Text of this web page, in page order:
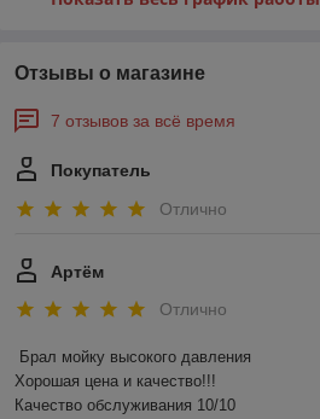
Отзывы о магазине
7 отзывов за всё время
Покупатель
Отлично
Артём
Отлично
Брал мойку высокого давления
Хорошая цена и качество!!!
Качество обслуживания 10/10